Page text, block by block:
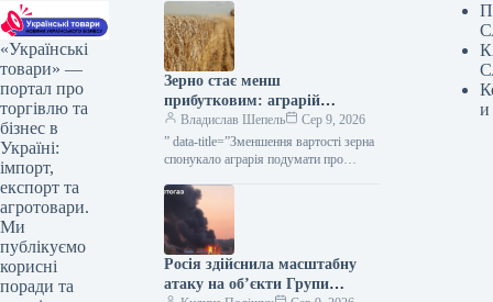
«Українські
товари» —
портал про
торгівлю та
бізнес в
Україні:
імпорт,
експорт та
агротовари.
Ми
публікуємо
корисні
поради та
Зерно стає менш
прибутковим: аграрій
подумує про жито як
альтернативу — KURKUL
Владислав Шепель
Сер 9, 2026
” data-title=”Зменшення вартості зерна
спонукало аграрія подумати про
url=”https://kurkul.com/news/41856-
cherez-padinnya-tsin-na-zerno-fermer-
zadumavsya-pro-zaminu-pshenitsi-
jitom”> Через зниження вартості зерна
аграрій замислився…
Росія здійснила масштабну
атаку на об’єкти Групи
и